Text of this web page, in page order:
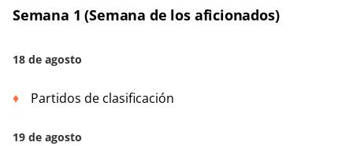
Semana 1 (Semana de los aficionados)
18 de agosto
Partidos de clasificación
19 de agosto